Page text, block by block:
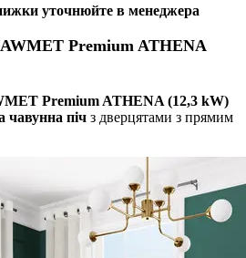
уточнюйте в менеджера
Premium ATHENA
Premium ATHENA (12,3 kW)
чавунна піч з дверцятами з прямим